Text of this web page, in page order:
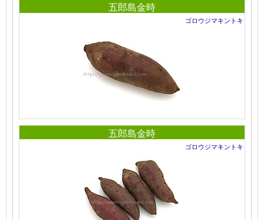
五郎島金時
ゴロウジマキントキ
五郎島金時
ゴロウジマキントキ